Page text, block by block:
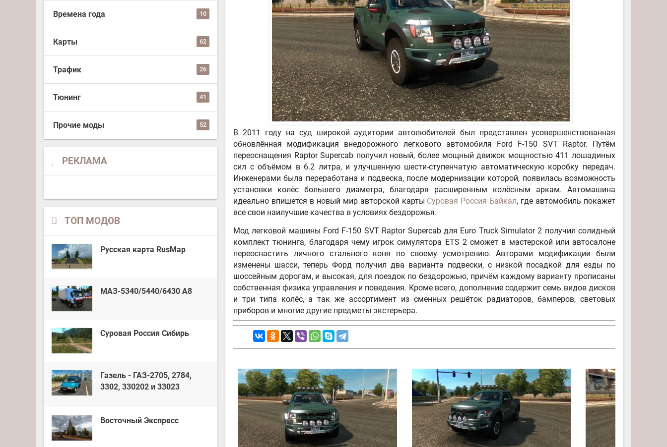
Времена года 10
Карты 62
Трафик 26
Тюнинг 41
Прочие моды 52
РЕКЛАМА
ТОП МОДОВ
Русская карта RusMap
МАЗ-5340/5440/6430 А8
Суровая Россия Сибирь
Газель - ГАЗ-2705, 2784,
3302, 330202 и 33023
Восточный Экспресс
В 2011 году на суд широкой аудитории автолюбителей был представлен усовершенствованная
обновлённая модификация внедорожного легкового автомобиля Ford F-150 SVT Raptor. Путём
переоснащения Raptor Supercab получил новый, более мощный движок мощностью 411 лошадиных
сил с объёмом в 6.2 литра, и улучшенную шести-ступенчатую автоматическую коробку передач.
Инженерами была переработана и подвеска, после модернизации которой, появилась возможность
установки колёс большего диаметра, благодаря расширенным колёсным аркам. Автомашина
идеально впишется в новый мир авторской карты Суровая Россия Байкал, где автомобиль покажет
все свои наилучшие качества в условиях бездорожья.
Мод легковой машины Ford F-150 SVT Raptor Supercab для Euro Truck Simulator 2 получил солидный
комплект тюнинга, благодаря чему игрок симулятора ETS 2 сможет в мастерской или автосалоне
переоснастить личного стального коня по своему усмотрению. Авторами модификации были
изменены шасси, теперь Форд получил два варианта подвески, с низкой посадкой для езды по
шоссейным дорогам, и высокая, для поездок по бездорожью, причём каждому варианту прописаны
собственная физика управления и поведения. Кроме всего, дополнение содержит семь видов дисков
и три типа колёс, а так же ассортимент из сменных решёток радиаторов, бамперов, световых
приборов и многие другие предметы экстерьера.